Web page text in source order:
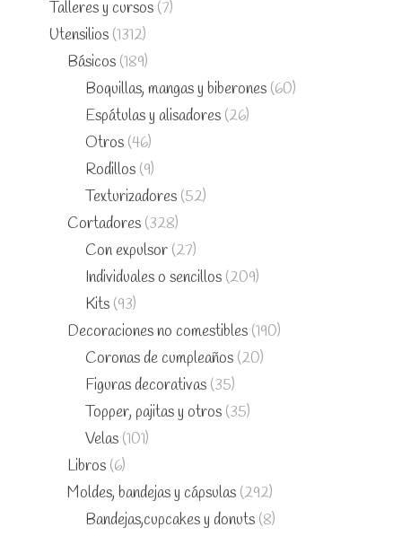
Talleres y cursos (7)
Utensilios (1312)
Básicos (189)
Boquillas, mangas y biberones (60)
Espátulas y alisadores (26)
Otros (46)
Rodillos (9)
Texturizadores (52)
Cortadores (328)
Con expulsor (27)
Individuales o sencillos (209)
Kits (93)
Decoraciones no comestibles (190)
Coronas de cumpleaños (20)
Figuras decorativas (35)
Topper, pajitas y otros (35)
Velas (101)
Libros (6)
Moldes, bandejas y cápsulas (292)
Bandejas,cupcakes y donuts (8)